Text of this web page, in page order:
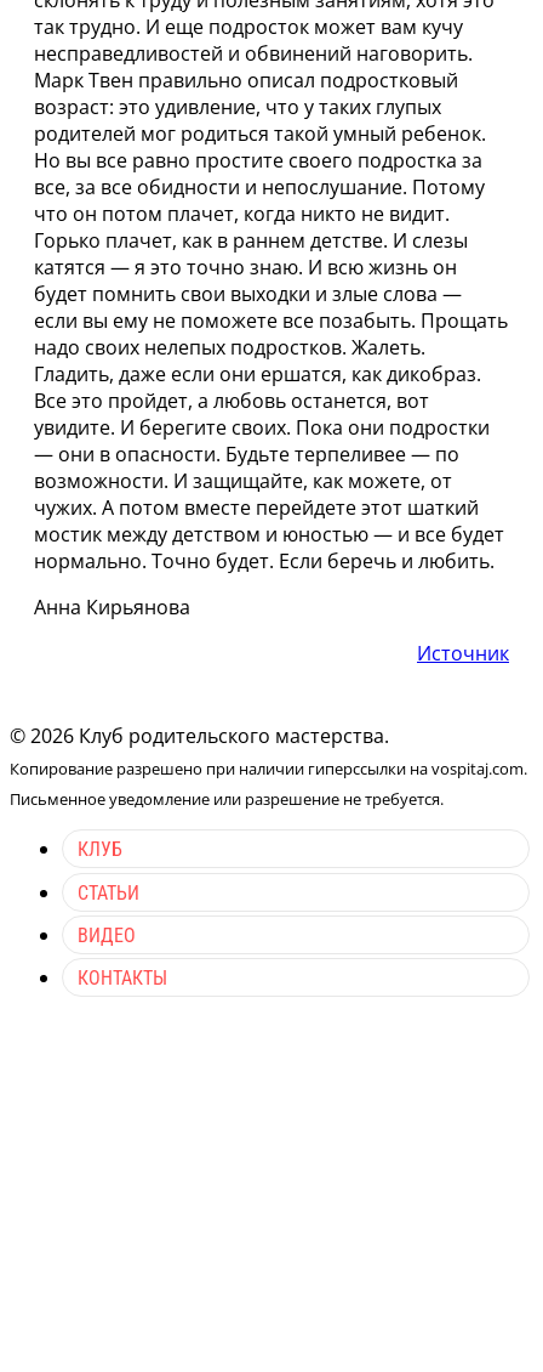
так трудно. И еще подросток может вам кучу
несправедливостей и обвинений наговорить.
Марк Твен правильно описал подростковый
возраст: это удивление, что у таких глупых
родителей мог родиться такой умный ребенок.
Но вы все равно простите своего подростка за
все, за все обидности и непослушание. Потому
что он потом плачет, когда никто не видит.
Горько плачет, как в раннем детстве. И слезы
катятся — я это точно знаю. И всю жизнь он
будет помнить свои выходки и злые слова —
если вы ему не поможете все позабыть. Прощать
надо своих нелепых подростков. Жалеть.
Гладить, даже если они ершатся, как дикобраз.
Все это пройдет, а любовь останется, вот
увидите. И берегите своих. Пока они подростки
— они в опасности. Будьте терпеливее — по
возможности. И защищайте, как можете, от
чужих. А потом вместе перейдете этот шаткий
мостик между детством и юностью — и все будет
нормально. Точно будет. Если беречь и любить.
Анна Кирьянова
Источник
© 2026 Клуб родительского мастерства.
Копирование разрешено при наличии гиперссылки на vospitaj.com.
Письменное уведомление или разрешение не требуется.
КЛУБ
СТАТЬИ
ВИДЕО
КОНТАКТЫ